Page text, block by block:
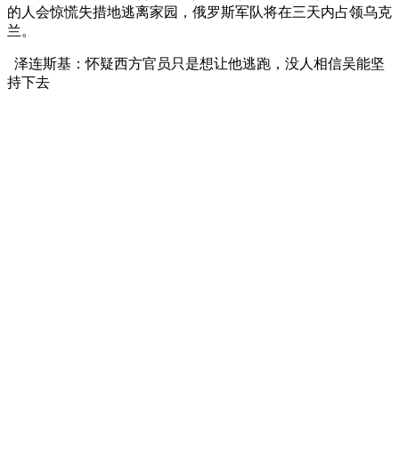
的人会惊慌失措地逃离家园，俄罗斯军队将在三天内占领乌克
兰。
泽连斯基：怀疑西方官员只是想让他逃跑，没人相信吴能坚
持下去